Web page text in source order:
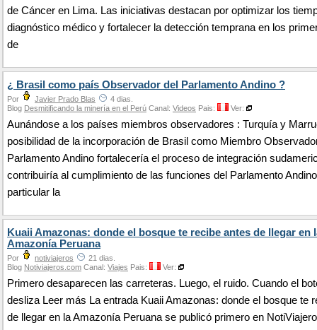
de Cáncer en Lima. Las iniciativas destacan por optimizar los
diagnóstico médico y fortalecer la detección temprana en los
de
¿ Brasil como país Observador del Parlamento Andino ?
Por Javier Prado Blas
4 dias.
Blog Desmitificando la minería en el Perú Canal: Videos Pais: Ver:
Aunándose a los países miembros observadores : Turquía y
posibilidad de la incorporación de Brasil como Miembro
Parlamento Andino fortalecería el proceso de integración
contribuiría al cumplimiento de las funciones del Parlamento
particular la
Kuaii Amazonas: donde el bosque te recibe antes de llegar en
Amazonía Peruana
Por notiviajeros
21 dias.
Blog Notiviajeros.com Canal: Viajes Pais: Ver:
Primero desaparecen las carreteras. Luego, el ruido. Cuando el
desliza Leer más La entrada Kuaii Amazonas: donde el bosque te
de llegar en la Amazonía Peruana se publicó primero en